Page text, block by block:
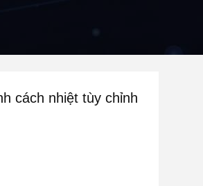
cách nhiệt tùy chỉnh